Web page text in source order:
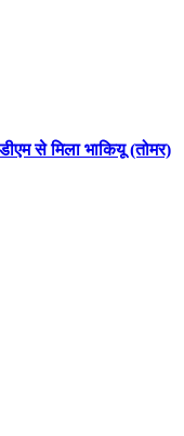
से मिला भाकियू (तोमर)